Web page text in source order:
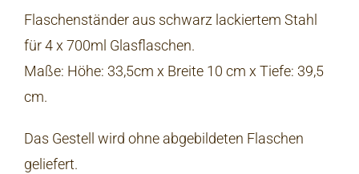
Flaschenständer aus schwarz lackiertem Stahl
für 4 x 700ml Glasflaschen.
Maße: Höhe: 33,5cm x Breite 10 cm x Tiefe: 39,5
cm.
Das Gestell wird ohne abgebildeten Flaschen
geliefert.